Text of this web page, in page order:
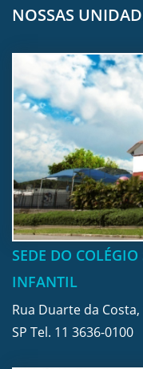
NOSSAS
SEDE DO
INFANTIL
Rua Duarte da
SP Tel. 11 3636-0100